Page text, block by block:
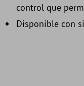
control que
Disponible con